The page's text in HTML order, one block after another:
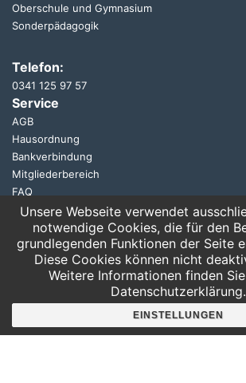
Oberschule und Gymnasium
Sonderpädagogik
Telefon:
0341 125 97 57
Service
AGB
Hausordnung
Bankverbindung
Mitgliederbereich
FAQ
Suche
Unsere Webseite verwendet
notwendige Cookies, die für den
grundlegenden Funktionen der Seite
Diese Cookies können nicht
Weitere Informationen finden
Datenschutzerklärung.
EINSTELLUNGEN